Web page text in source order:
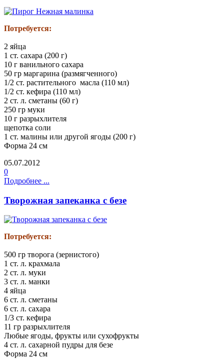
Потребуется:
2 яйца
1 ст. сахара (200 г)
10 г ванильного сахара
50 гр маргарина (размягченного)
1/2 ст. растительного масла (110 мл)
1/2 ст. кефира (110 мл)
2 ст. л. сметаны (60 г)
250 гр муки
10 г разрыхлителя
щепотка соли
1 ст. малины или другой ягоды (200 г)
Форма 24 см
05.07.2012
0
Подробнее ...
Творожная запеканка с безе
Потребуется:
500 гр творога (зернистого)
1 ст. л. крахмала
2 ст. л. муки
3 ст. л. манки
4 яйца
6 ст. л. сметаны
6 ст. л. сахара
1/3 ст. кефира
11 гр разрыхлителя
Любые ягоды, фрукты или сухофрукты
4 ст. л. сахарной пудры для безе
Форма 24 см